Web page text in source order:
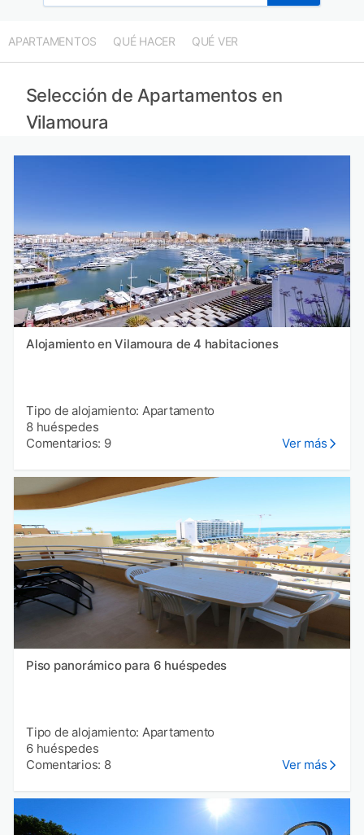
APARTAMENTOS QUÉ HACER QUÉ VER
Selección de Apartamentos en
Vilamoura
Alojamiento en Vilamoura de 4 habitaciones
Tipo de alojamiento: Apartamento
8 huéspedes
Comentarios: 9
Ver más
Piso panorámico para 6 huéspedes
Tipo de alojamiento: Apartamento
6 huéspedes
Comentarios: 8
Ver más